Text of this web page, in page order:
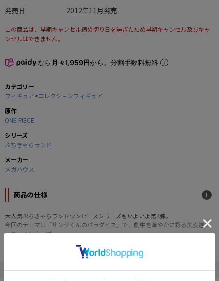
発売日
2012年11月発売
この商品は、早期キャンセル締め切り日を過ぎたため早期キャンセル及びキャ
ンセルはできません。
なら 月々1,959円から。分割手数料無料
カテゴリー
フィギュア>コレクションフィギュア
原作
ONE PIECE
シリーズ
ぷちきゃらランド
メーカー
メガハウス
商品の仕様
大人気ぷちきゃらランドワンピースシリーズもいよいよ第4弾。
今回のテーマは「サンジくんのパラダイス」で、劇中を華やかに彩る美女達だ
けをラインナップ。
ラッキーな人には石化したサンジのミニフィギュアも入っています。
" ONE PIECE "の他の商品